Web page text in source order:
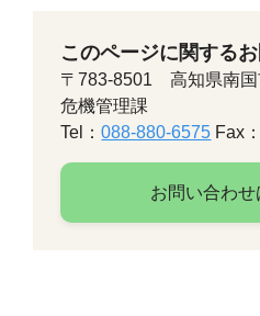
このページに関する
〒783-8501 高知県南国
危機管理課
Tel：088-880-6575 Fax
お問い合わせ